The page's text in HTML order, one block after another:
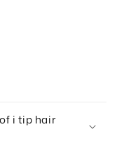
i tip hair